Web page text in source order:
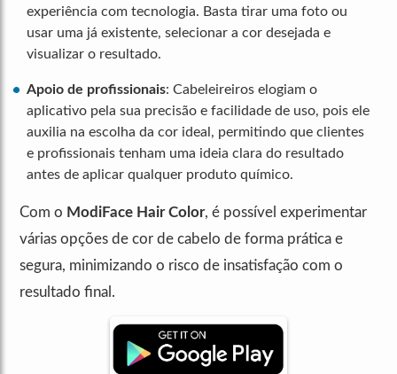
experiência com tecnologia. Basta tirar uma foto ou
usar uma já existente, selecionar a cor desejada e
visualizar o resultado.
Apoio de profissionais: Cabeleireiros elogiam o
aplicativo pela sua precisão e facilidade de uso, pois ele
auxilia na escolha da cor ideal, permitindo que clientes
e profissionais tenham uma ideia clara do resultado
antes de aplicar qualquer produto químico.
Com o ModiFace Hair Color, é possível experimentar
várias opções de cor de cabelo de forma prática e
segura, minimizando o risco de insatisfação com o
resultado final.